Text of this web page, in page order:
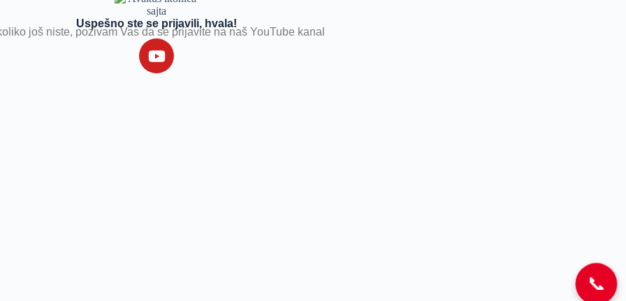
Uspešno ste se prijavili, hvala!
još niste, pozivam Vas da se prijavite na naš YouTube kanal
📞